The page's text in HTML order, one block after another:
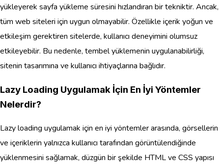
yükleyerek sayfa yükleme süresini hızlandıran bir tekniktir. Ancak,
tüm web siteleri için uygun olmayabilir. Özellikle içerik yoğun ve
etkileşim gerektiren sitelerde, kullanıcı deneyimini olumsuz
etkileyebilir. Bu nedenle, tembel yüklemenin uygulanabilirliği,
sitenin tasarımına ve kullanıcı ihtiyaçlarına bağlıdır.
Lazy Loading Uygulamak İçin En İyi Yöntemler
Nelerdir?
Lazy loading uygulamak için en iyi yöntemler arasında, görsellerin
ve içeriklerin yalnızca kullanıcı tarafından görüntülendiğinde
yüklenmesini sağlamak, düzgün bir şekilde HTML ve CSS yapısı